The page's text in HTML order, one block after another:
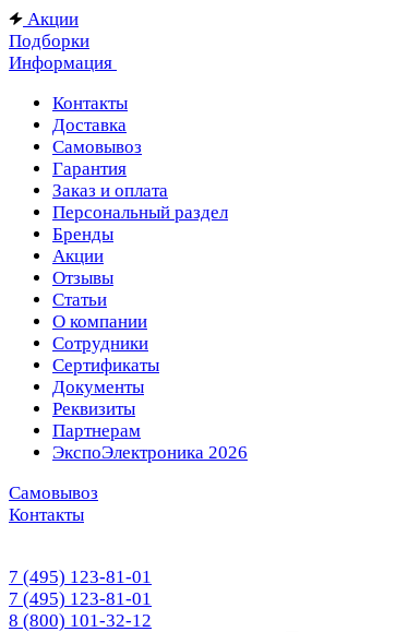
Акции
Подборки
Информация
Контакты
Доставка
Самовывоз
Гарантия
Заказ и оплата
Персональный раздел
Бренды
Акции
Отзывы
Статьи
О компании
Сотрудники
Сертификаты
Документы
Реквизиты
Партнерам
ЭкспоЭлектроника 2026
Самовывоз
Контакты
7 (495) 123-81-01
7 (495) 123-81-01
8 (800) 101-32-12